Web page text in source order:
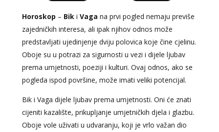
Horoskop – Biki Vaga na prvi pogled nemaju previše
zajedničkih interesa, ali ipak njihov odnos može
predstavljati ujedinjenje dviju polovica koje čine cjelinu.
Oboje su u potrazi za sigurnosti u vezi i dijele ljubav
prema umjetnosti, poeziji i kulturi. Ovaj odnos, ako se
pogleda ispod površine, može imati veliki potencijal.
Bik i Vaga dijele ljubav prema umjetnosti. Oni će znati
cijeniti kazalište, prikupljanje umjetničkih djela i glazbu.
Oboje vole uživati u udvaranju, koji je vrlo važan dio